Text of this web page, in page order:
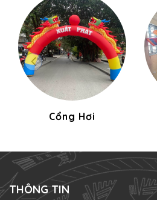
Cổng Hơi
THÔNG TIN